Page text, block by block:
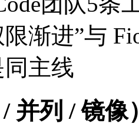
渐进”与
同主线
并列 / 镜像